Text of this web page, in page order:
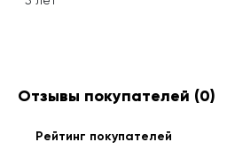
Отзывы покупателей (0)
Рейтинг покупателей